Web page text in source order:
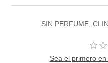
SIN PERFUME,
Sea el primero